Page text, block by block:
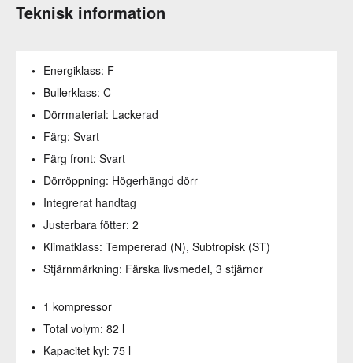
Teknisk information
Energiklass: F
Bullerklass: C
Dörrmaterial: Lackerad
Färg: Svart
Färg front: Svart
Dörröppning: Högerhängd dörr
Integrerat handtag
Justerbara fötter: 2
Klimatklass: Tempererad (N), Subtropisk (ST)
Stjärnmärkning: Färska livsmedel, 3 stjärnor
1 kompressor
Total volym: 82 l
Kapacitet kyl: 75 l